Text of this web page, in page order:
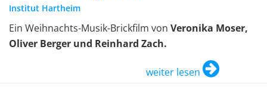
Institut Hartheim
Ein Weihnachts-Musik-Brickfilm von Veronika Moser,
Oliver Berger und Reinhard Zach.
weiter lesen